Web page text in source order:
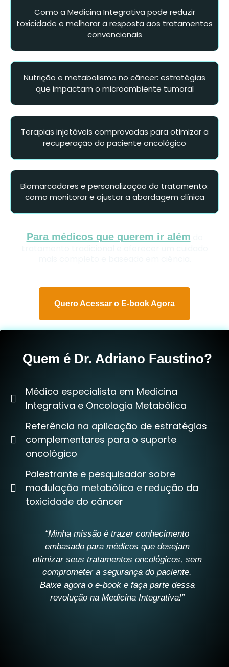
Como a Medicina Integrativa pode reduzir
toxicidade e melhorar a resposta aos tratamentos
convencionais
Nutrição e metabolismo no câncer: estratégias
que impactam o microambiente tumoral
Terapias injetáveis comprovadas para otimizar a
recuperação do paciente oncológico
Biomarcadores e personalização do tratamento:
como monitorar e ajustar a abordagem clínica
Para médicos que querem ir além
Quero Acessar o E-book Agora
Quem é Dr. Adriano Faustino?
Médico especialista em Medicina
Integrativa e Oncologia Metabólica
Referência na aplicação de estratégias
complementares para o suporte
oncológico
Palestrante e pesquisador sobre
modulação metabólica e redução da
toxicidade do câncer
“Minha missão é trazer conhecimento
embasado para médicos que desejam
otimizar seus tratamentos oncológicos, sem
comprometer a segurança do paciente.
Baixe agora o e-book e faça parte dessa
revolução na Medicina Integrativa!”